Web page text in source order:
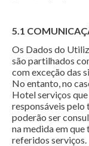
5.1
Os Dados do
são partilhados
com exceção das
No entanto, no
Hotel serviços
responsáveis pelo
poderão ser
na medida em que
referidos serviços.